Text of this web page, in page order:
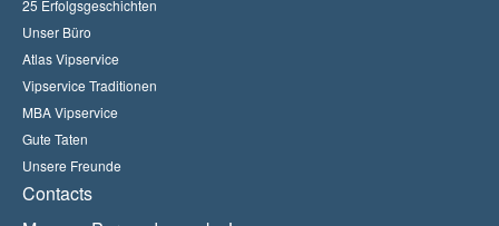
25 Erfolgsgeschichten
Unser Büro
Atlas Vipservice
Vipservice Traditionen
MBA Vipservice
Gute Taten
Unsere Freunde
Contacts